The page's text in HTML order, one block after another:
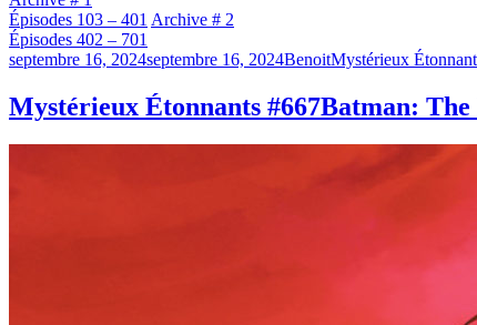
Épisodes 103 – 401 Archive # 2
Épisodes 402 – 701
Publié
septembre 16, 2024septembre 16, 2024BenoitCatégories
Mystérieux
Mystérieux Étonnants #667Batman: